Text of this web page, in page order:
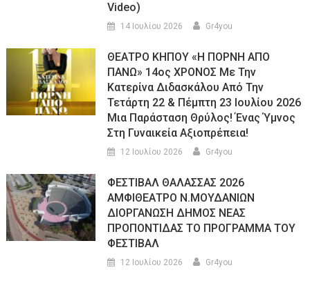
Video)
14 Ιουλίου 2026 Gr4you
ΘΕΑΤΡΟ ΚΗΠΟΥ «Η ΠΟΡΝΗ ΑΠΟ
ΠΑΝΩ» 14ος ΧΡΟΝΟΣ Με Την
Κατερίνα Διδασκάλου Από Την
Τετάρτη 22 & Πέμπτη 23 Ιουλίου 2026
Μια Παράσταση Θρύλος! Ένας Ύμνος
Στη Γυναικεία Αξιοπρέπεια!
12 Ιουλίου 2026 Gr4you
ΦΕΣΤΙΒΑΛ ΘΑΛΑΣΣΑΣ 2026
ΑΜΦΙΘΕΑΤΡΟ Ν.ΜΟΥΔΑΝΙΩΝ
ΔΙΟΡΓΑΝΩΣΗ ΔΗΜΟΣ ΝΕΑΣ
ΠΡΟΠΟΝΤΙΔΑΣ ΤΟ ΠΡΟΓΡΑΜΜΑ ΤΟΥ
ΦΕΣΤΙΒΑΛ
12 Ιουλίου 2026 Gr4you